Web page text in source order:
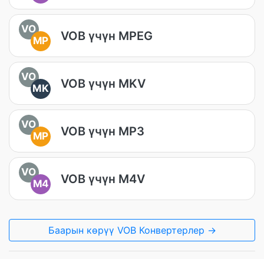
VO
MP
VOB үчүн MPEG
VO
MK
VOB үчүн MKV
VO
MP
VOB үчүн MP3
VO
M4
VOB үчүн M4V
Баарын көрүү VOB Конвертерлер →